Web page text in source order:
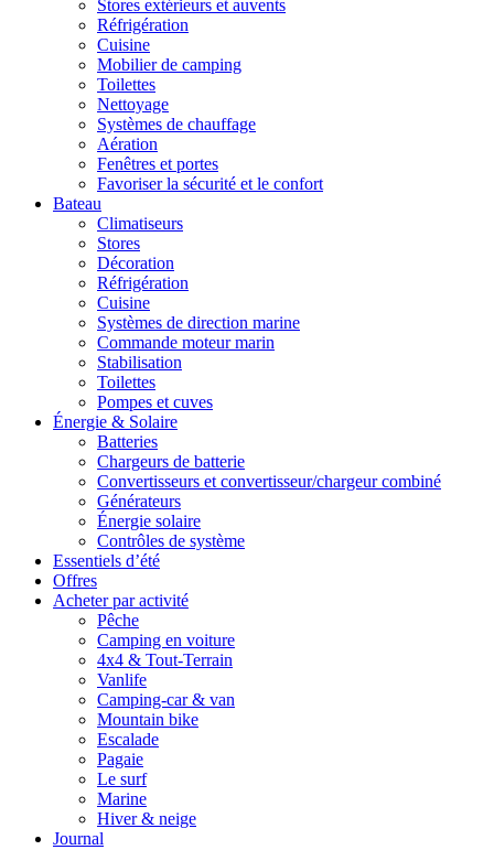
Stores extérieurs et auvents
Réfrigération
Cuisine
Mobilier de camping
Toilettes
Nettoyage
Systèmes de chauffage
Aération
Fenêtres et portes
Favoriser la sécurité et le confort
Bateau
Climatiseurs
Stores
Décoration
Réfrigération
Cuisine
Systèmes de direction marine
Commande moteur marin
Stabilisation
Toilettes
Pompes et cuves
Énergie & Solaire
Batteries
Chargeurs de batterie
Convertisseurs et convertisseur/chargeur combiné
Générateurs
Énergie solaire
Contrôles de système
Essentiels d’été
Offres
Acheter par activité
Pêche
Camping en voiture
4x4 & Tout-Terrain
Vanlife
Camping-car & van
Mountain bike
Escalade
Pagaie
Le surf
Marine
Hiver & neige
Journal